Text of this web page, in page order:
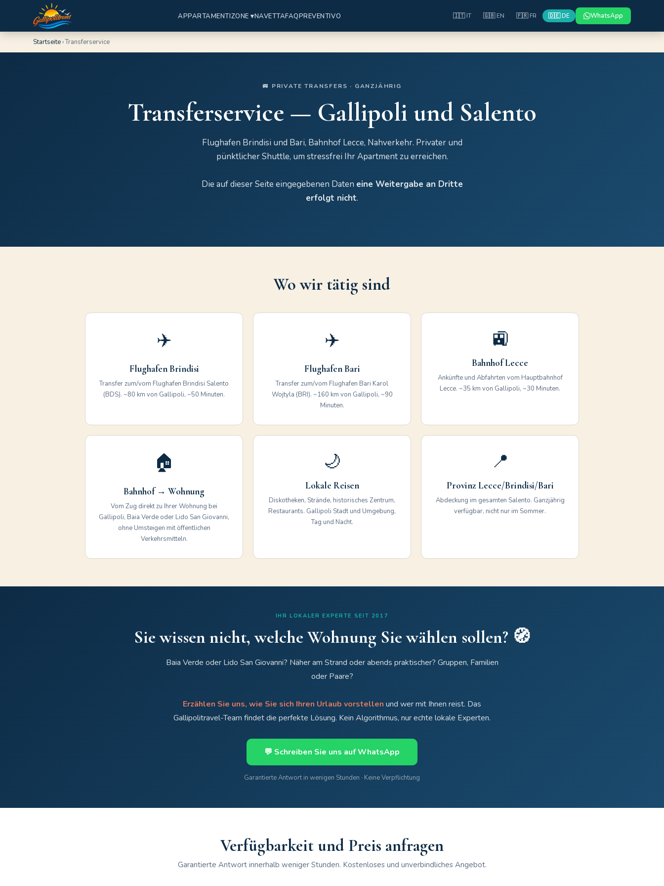
APPARTAMENTIZONE ▾NAVETTAFAQPREVENTIVO 🇮🇹 IT 🇬🇧 EN 🇫🇷 FR 🇩🇪 DE WhatsApp
Startseite›Transferservice
🚐 PRIVATE TRANSFERS · GANZJÄHRIG
Transferservice — Gallipoli und Salento
Flughafen Brindisi und Bari, Bahnhof Lecce, Nahverkehr. Privater und
pünktlicher Shuttle, um stressfrei Ihr Apartment zu erreichen.
Die auf dieser Seite eingegebenen Daten eine Weitergabe an Dritte
erfolgt nicht.
Wo wir tätig sind
✈️
Flughafen Brindisi
Transfer zum/vom Flughafen Brindisi Salento
(BDS). ~80 km von Gallipoli, ~50 Minuten.
✈️
Flughafen Bari
Transfer zum/vom Flughafen Bari Karol
Wojtyla (BRI). ~160 km von Gallipoli, ~90
Minuten.
🚉
Bahnhof Lecce
Ankünfte und Abfahrten vom Hauptbahnhof
Lecce. ~35 km von Gallipoli, ~30 Minuten.
🏠
Bahnhof → Wohnung
Vom Zug direkt zu Ihrer Wohnung bei
Gallipoli, Baia Verde oder Lido San Giovanni,
ohne Umsteigen mit öffentlichen
Verkehrsmitteln.
🌙
Lokale Reisen
Diskotheken, Strände, historisches Zentrum,
Restaurants. Gallipoli Stadt und Umgebung,
Tag und Nacht.
📍
Provinz Lecce/Brindisi/Bari
Abdeckung im gesamten Salento. Ganzjährig
verfügbar, nicht nur im Sommer.
IHR LOKALER EXPERTE SEIT 2017
Sie wissen nicht, welche Wohnung Sie wählen sollen? 🧭
Baia Verde oder Lido San Giovanni? Näher am Strand oder abends praktischer? Gruppen, Familien
oder Paare?
Erzählen Sie uns, wie Sie sich Ihren Urlaub vorstellen und wer mit Ihnen reist. Das
Gallipolitravel-Team findet die perfekte Lösung. Kein Algorithmus, nur echte lokale Experten.
💬 Schreiben Sie uns auf WhatsApp
Garantierte Antwort in wenigen Stunden · Keine Verpflichtung
Verfügbarkeit und Preis anfragen
Garantierte Antwort innerhalb weniger Stunden. Kostenloses und unverbindliches Angebot.